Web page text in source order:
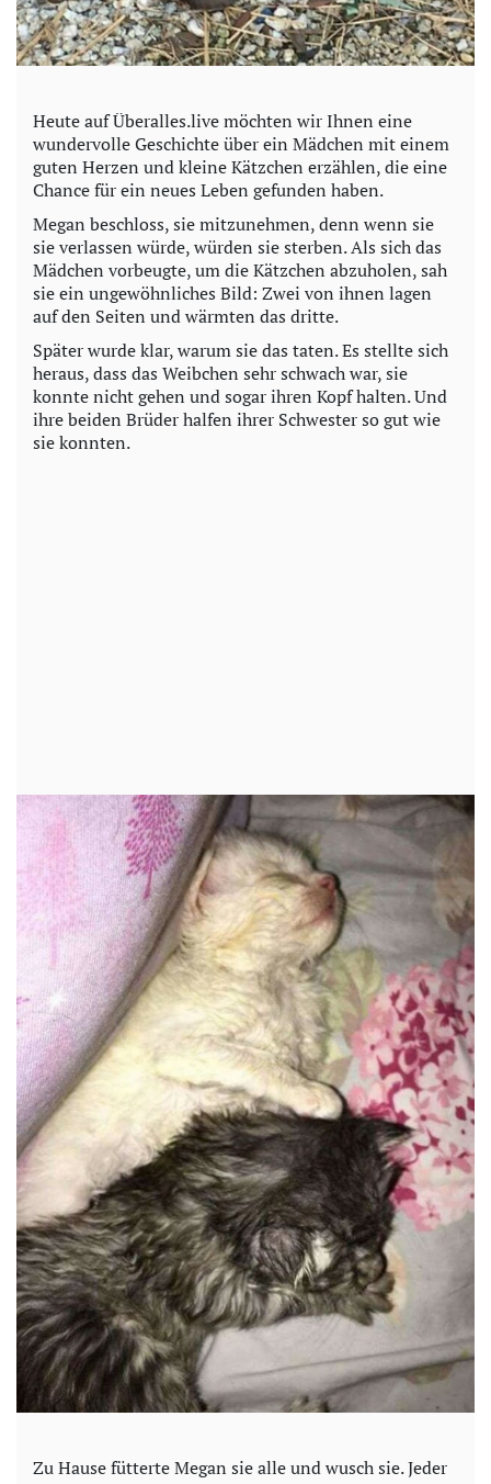
Heute auf Überalles.live möchten wir Ihnen eine
wundervolle Geschichte über ein Mädchen mit einem
guten Herzen und kleine Kätzchen erzählen, die eine
Chance für ein neues Leben gefunden haben.
Megan beschloss, sie mitzunehmen, denn wenn sie
sie verlassen würde, würden sie sterben. Als sich das
Mädchen vorbeugte, um die Kätzchen abzuholen, sah
sie ein ungewöhnliches Bild: Zwei von ihnen lagen
auf den Seiten und wärmten das dritte.
Später wurde klar, warum sie das taten. Es stellte sich
heraus, dass das Weibchen sehr schwach war, sie
konnte nicht gehen und sogar ihren Kopf halten. Und
ihre beiden Brüder halfen ihrer Schwester so gut wie
sie konnten.
Zu Hause fütterte Megan sie alle und wusch sie. Jeder